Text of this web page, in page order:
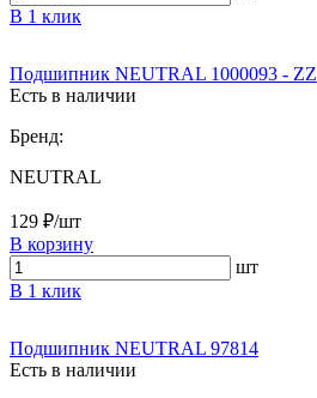
В 1 клик
Подшипник NEUTRAL 1000093 - ZZ
Есть в наличии
Бренд:
NEUTRAL
129 ₽/шт
В корзину
шт
В 1 клик
Подшипник NEUTRAL 97814
Есть в наличии